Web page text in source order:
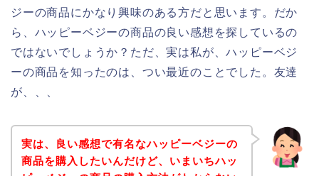
ジーの商品にかなり興味のある方だと思います。だか
ら、ハッピーベジーの商品の良い感想を探しているの
ではないでしょうか？ただ、実は私が、ハッピーベジ
ーの商品を知ったのは、つい最近のことでした。友達
が、、、
実は、良い感想で有名なハッピーベジーの
商品を購入したいんだけど、いまいちハッ